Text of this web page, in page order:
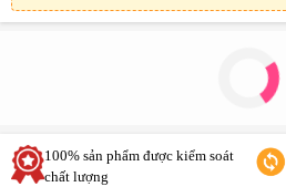
100% sản phẩm được kiểm soát
chất lượng